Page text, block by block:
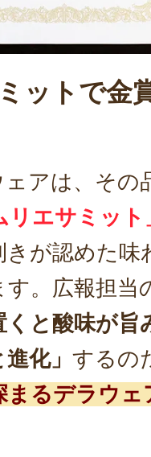
ットで金
アは、その
リエサミッ
きが認めた味
。広報担当
くと酸味が
化」 するの
まるデラウ